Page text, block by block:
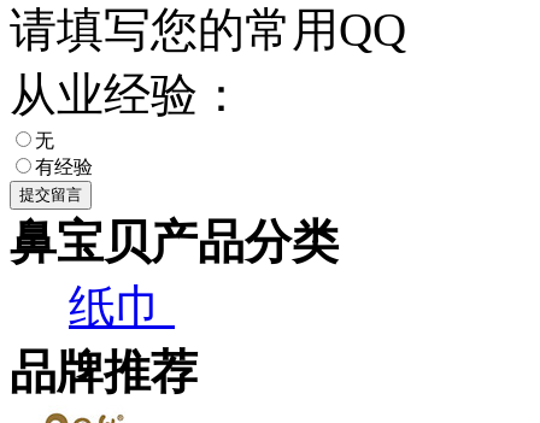
请填写您的常用QQ
从业经验：
无
有经验
鼻宝贝产品分类
纸巾
品牌推荐